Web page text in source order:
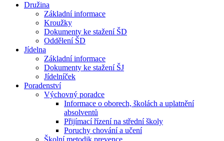
Družina
Základní informace
Kroužky
Dokumenty ke stažení ŠD
Oddělení ŠD
Jídelna
Základní informace
Dokumenty ke stažení ŠJ
Jídelníček
Poradenství
Výchovný poradce
Informace o oborech, školách a uplatnění
absolventů
Přijímací řízení na střední školy
Poruchy chování a učení
Školní metodik prevence